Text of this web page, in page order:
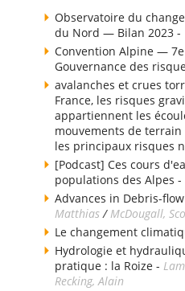
Observatoire du
du Nord — Bilan 2023 -
Convention Alpine —
Gouvernance des
avalanches et crues
France, les risques
appartiennent les
mouvements de
les principaux risques
[Podcast] Ces cours
populations des Alpes -
Advances in Debris-
Matthias/McDougall,
Le changement
Hydrologie et
pratique : la Roize -
Recking, Alain